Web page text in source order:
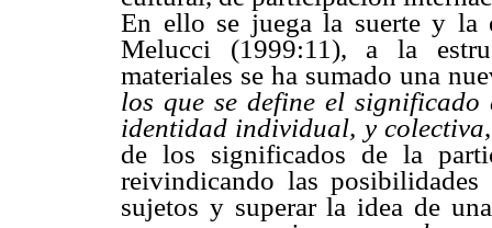
En ello se juega la suerte y la
Melucci (1999:11), a la
materiales se ha sumado una
los que se define el
identidad individual, y colectiva
de los significados de la
reivindicando las
sujetos y superar la idea de